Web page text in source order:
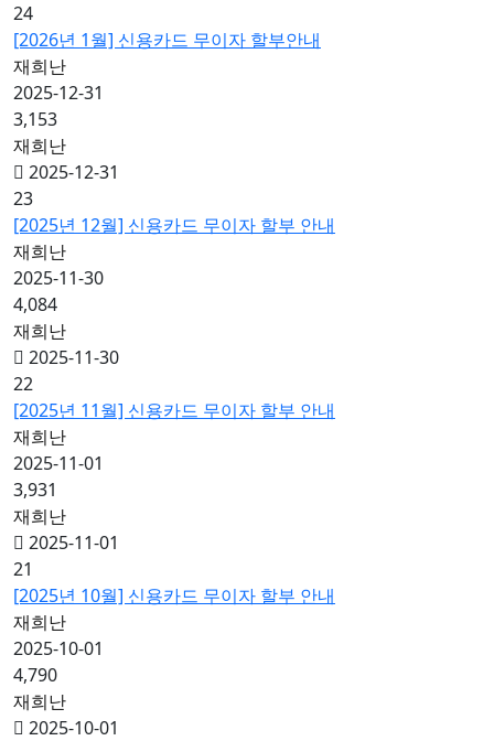
24
[2026년 1월] 신용카드 무이자 할부안내
재희난
2025-12-31
3,153
재희난
2025-12-31
23
[2025년 12월] 신용카드 무이자 할부 안내
재희난
2025-11-30
4,084
재희난
2025-11-30
22
[2025년 11월] 신용카드 무이자 할부 안내
재희난
2025-11-01
3,931
재희난
2025-11-01
21
[2025년 10월] 신용카드 무이자 할부 안내
재희난
2025-10-01
4,790
재희난
2025-10-01